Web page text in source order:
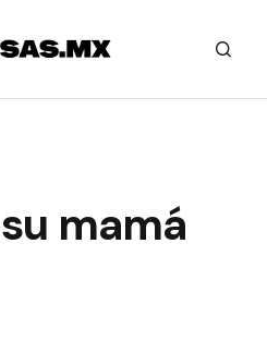
mamá